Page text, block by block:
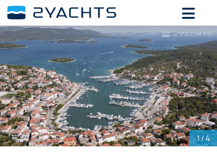
1 / 4
ВЫБЕРИТЕ ДАТЫ ДЛЯ ОПРЕДЕЛЕНИЯ
СТОИМОСТИ
Август, 2026
ПН ВТ СР ЧТ ПТ СБ ВС
27 28 29 31 1
2
3
4 5 6 7 8
9
10
11 13 14 15
16
17
18 19 20 21 22
23
24
25 26 27 28 29
30